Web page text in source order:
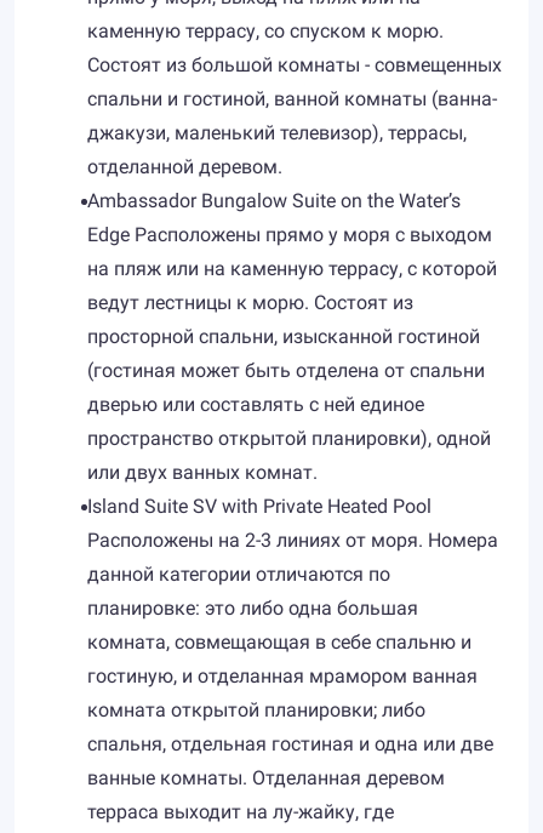
каменную террасу, со спуском к морю.
Состоят из большой комнаты - совмещенных
спальни и гостиной, ванной комнаты (ванна-
джакузи, маленький телевизор), террасы,
отделанной деревом.
Ambassador Bungalow Suite on the Water’s
Edge Расположены прямо у моря с выходом
на пляж или на каменную террасу, с которой
ведут лестницы к морю. Состоят из
просторной спальни, изысканной гостиной
(гостиная может быть отделена от спальни
дверью или составлять с ней единое
пространство открытой планировки), одной
или двух ванных комнат.
Island Suite SV with Private Heated Pool
Расположены на 2-3 линиях от моря. Номера
данной категории отличаются по
планировке: это либо одна большая
комната, совмещающая в себе спальню и
гостиную, и отделанная мрамором ванная
комната открытой планировки; либо
спальня, отдельная гостиная и одна или две
ванные комнаты. Отделанная деревом
терраса выходит на лу-жайку, где